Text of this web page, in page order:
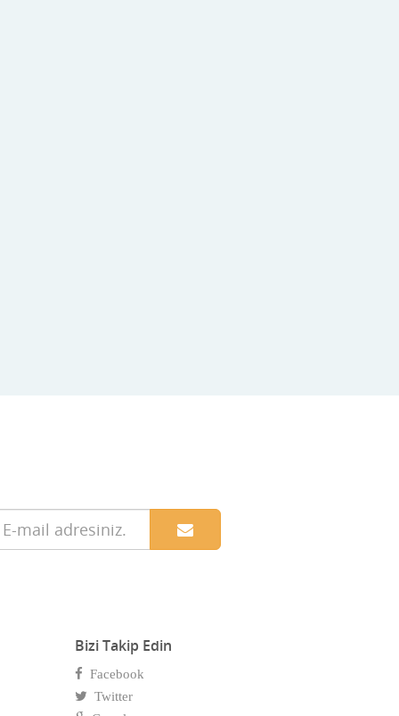
Bizi Takip Edin
Facebook
Twitter